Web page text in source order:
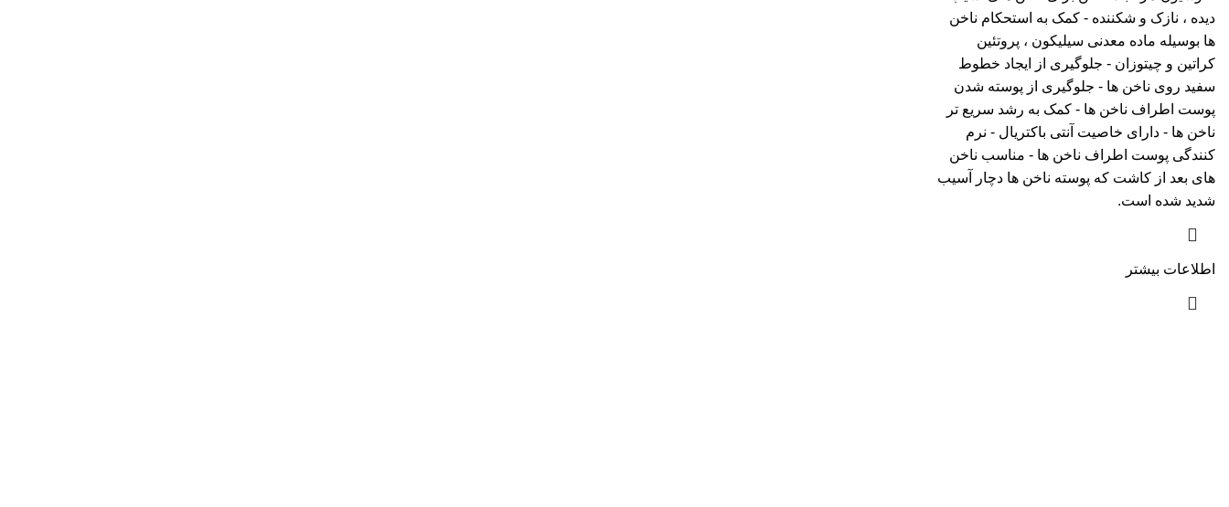
دیده ، نازک و شکننده - کمک به استحکام ناخن
ها بوسیله ماده معدنی سیلیکون ، پروتئین
کراتین و چیتوزان - جلوگیری از ایجاد خطوط
سفید روی ناخن ها - جلوگیری از پوسته شدن
پوست اطراف ناخن ها - کمک به رشد سریع تر
ناخن ها - دارای خاصیت آنتی باکتریال - نرم
کنندگی پوست اطراف ناخن ها - مناسب ناخن
های بعد از کاشت که پوسته ناخن ها دچار آسیب
شدید شده است.
اطلاعات بیشتر